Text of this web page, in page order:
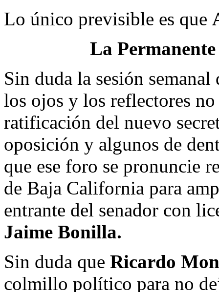
Lo único previsible es que
La
Sin duda la sesión
los ojos y los reflectores
ratificación del nuevo
oposición y algunos de
que ese foro se pronuncie
de Baja California para
entrante del senador con
Jaime Bonilla.
Sin duda que Ricardo
colmillo político para no